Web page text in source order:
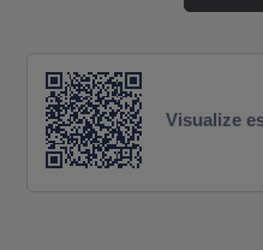
Visualize